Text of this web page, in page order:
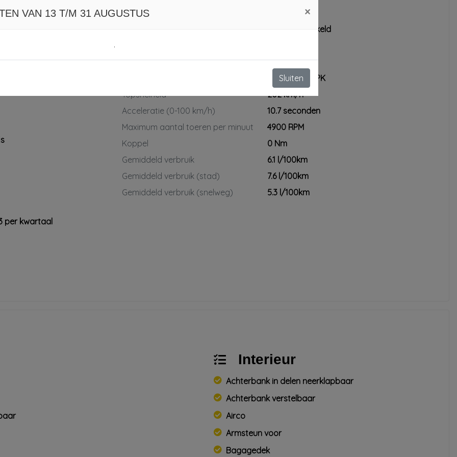
per kwartaal
Brandstof
Handgeschakeld
Cilinderinhoud
1364 cc
125 kW / 170 PK
Topsnelheid
202 km/h
Acceleratie (0-100 km/h)
10.7 seconden
Maximum aantal toeren per minuut
4900 RPM
Koppel
0 Nm
Gemiddeld verbruik
6.1 l/100km
Gemiddeld verbruik (stad)
7.6 l/100km
Gemiddeld verbruik (snelweg)
5.3 l/100km
Interieur
Achterbank in delen neerklapbaar
Achterbank verstelbaar
Airco
Armsteun voor
Bagagedek
VAN 13 T/M 31 AUGUSTUS ×
.
Sluiten